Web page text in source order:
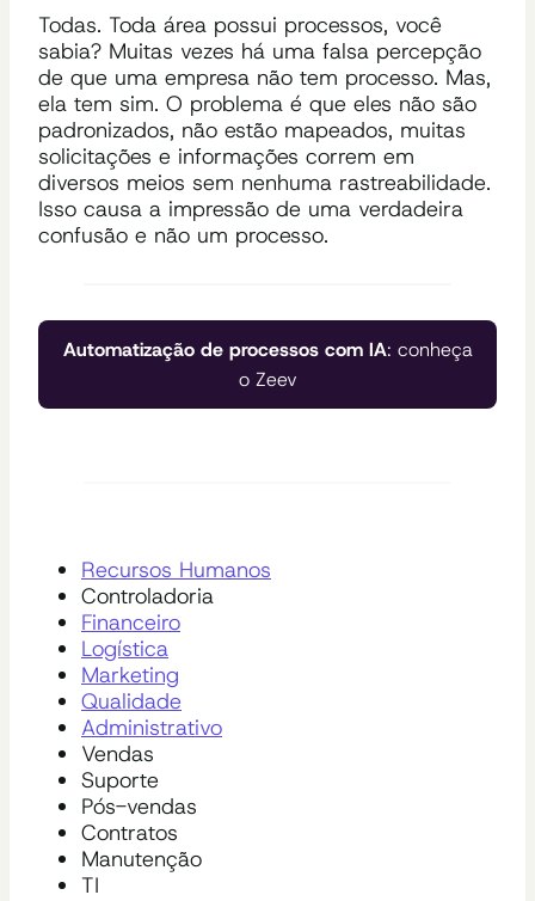
Todas. Toda área possui processos, você
sabia? Muitas vezes há uma falsa percepção
de que uma empresa não tem processo. Mas,
ela tem sim. O problema é que eles não são
padronizados, não estão mapeados, muitas
solicitações e informações correm em
diversos meios sem nenhuma rastreabilidade.
Isso causa a impressão de uma verdadeira
confusão e não um processo.
Automatização de processos com IA: conheça
o Zeev
Recursos Humanos
Controladoria
Financeiro
Logística
Marketing
Qualidade
Administrativo
Vendas
Suporte
Pós-vendas
Contratos
Manutenção
TI